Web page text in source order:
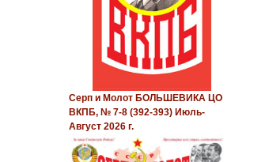
Серп и Молот БОЛЬШЕВИКА ЦО
ВКПБ, № 7-8 (392-393) Июль-
Август 2026 г.